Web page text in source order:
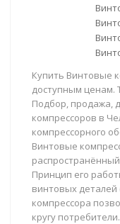
Купить Винтовые
доступным ценам.
Подбор, продажа,
компрессоров в
компрессорного
Винтовые
Принцип его
винтовых
компрессора
кругу потребители.